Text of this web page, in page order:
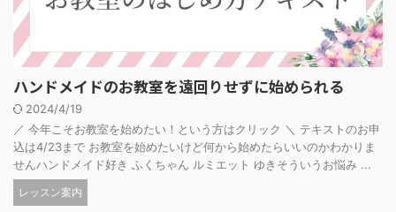
ハンドメイドのお教室を遠回りせずに始められる
2024/4/19
／ 今年こそお教室を始めたい！という方はクリック ＼ テキストのお申
込は4/23まで お教室を始めたいけど何から始めたらいいのかわかりま
せんハンドメイド好き ふくちゃん ルミエット ゆきそういうお悩み ...
レッスン案内